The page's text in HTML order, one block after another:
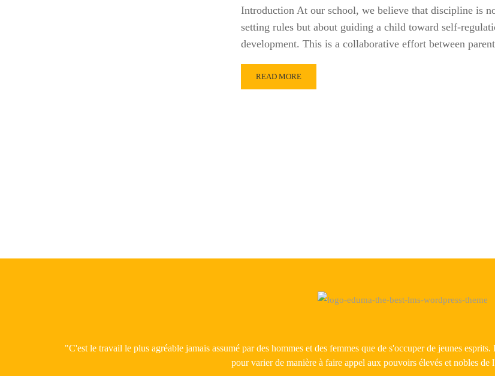
Introduction At our school, we believe that discipline is
setting rules but about guiding a child toward self-
development. This is a collaborative effort between
READ
MORE
READ MORE
"C'est le travail le plus agréable jamais assumé par des hommes et des femmes que de s'occuper de jeunes
pour varier de manière à faire appel aux pouvoirs élevés et nobles